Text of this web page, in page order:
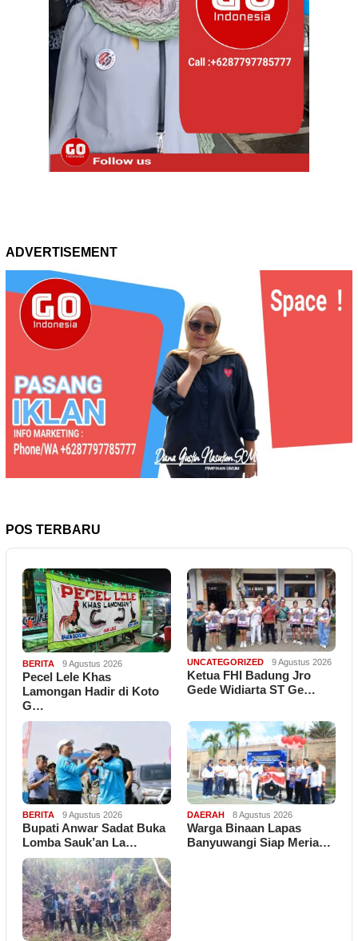
ADVERTISEMENT
POS TERBARU
BERITA 9 Agustus 2026
Pecel Lele Khas
Lamongan Hadir di Koto
G…
UNCATEGORIZED 9 Agustus 2026
Ketua FHI Badung Jro
Gede Widiarta ST Ge…
BERITA 9 Agustus 2026
Bupati Anwar Sadat Buka
Lomba Sauk’an La…
DAERAH 8 Agustus 2026
Warga Binaan Lapas
Banyuwangi Siap Meria…